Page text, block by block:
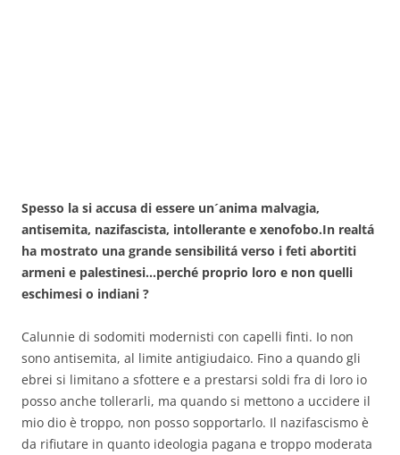
Spesso la si accusa di essere un´anima malvagia,
antisemita, nazifascista, intollerante e xenofobo.In realtá
ha mostrato una grande sensibilitá verso i feti abortiti
armeni e palestinesi…perché proprio loro e non quelli
eschimesi o indiani ?
Calunnie di sodomiti modernisti con capelli finti. Io non
sono antisemita, al limite antigiudaico. Fino a quando gli
ebrei si limitano a sfottere e a prestarsi soldi fra di loro io
posso anche tollerarli, ma quando si mettono a uccidere il
mio dio è troppo, non posso sopportarlo. Il nazifascismo è
da rifiutare in quanto ideologia pagana e troppo moderata